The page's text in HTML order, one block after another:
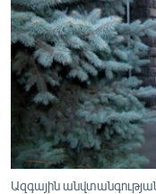
ՄՇԱԿՈՒՅԹ
ՍՊՈՐՏ
ՏՏ ԵՒ ԻՆՏԵՐՆԵՏ
ԿՈՐՈՆԱՎԻՐՈՒՍ
ԱՐԽԻՎ
Ազգային